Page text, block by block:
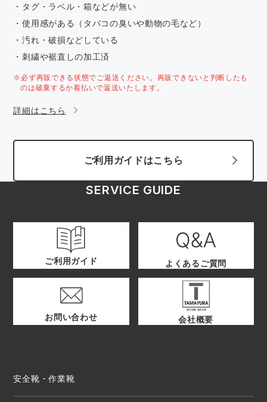
・タグ・ラベル・箱などが無い
・使用感がある（タバコの臭いや動物の毛など）
・汚れ・破損などしている
・刺繍や裾直しの加工済
※必ず再販できる状態でご返送ください。再販できないと判断したも
のは破棄するか着払いで返送いたします。
詳細はこちら
ご利用ガイドはこちら
SERVICE GUIDE
ご利用ガイド よくあるご質問
お問い合わせ 会社概要
安全靴・作業靴